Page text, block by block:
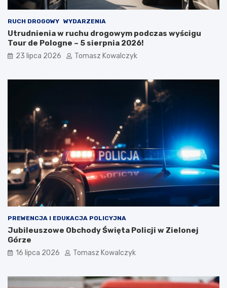
RUCH DROGOWY WYDARZENIA
Utrudnienia w ruchu drogowym podczas wyścigu
Tour de Pologne – 5 sierpnia 2026!
23 lipca 2026 Tomasz Kowalczyk
PREWENCJA I EDUKACJA POLICYJNA
Jubileuszowe Obchody Święta Policji w Zielonej
Górze
16 lipca 2026 Tomasz Kowalczyk